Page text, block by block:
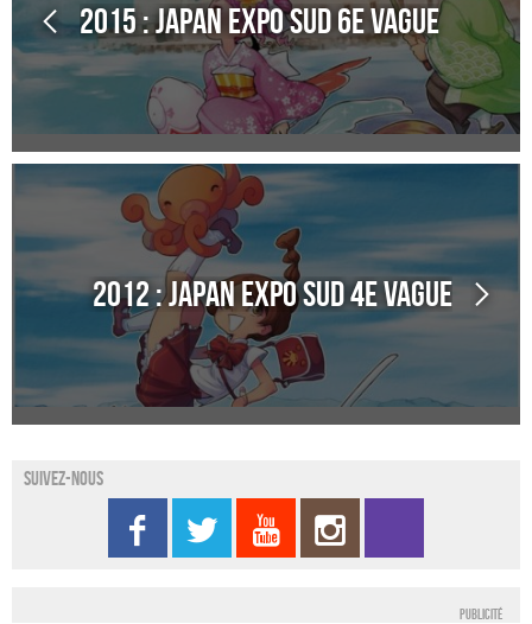
2015 : Japan Expo Sud 6e Vague
2012 : Japan Expo Sud 4e Vague
Suivez-nous
Publicité